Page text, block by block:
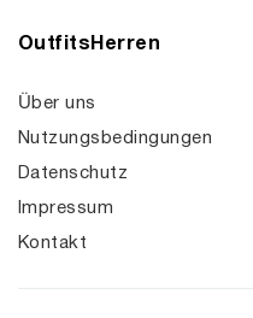
OutfitsHerren
Über uns
Nutzungsbedingungen
Datenschutz
Impressum
Kontakt